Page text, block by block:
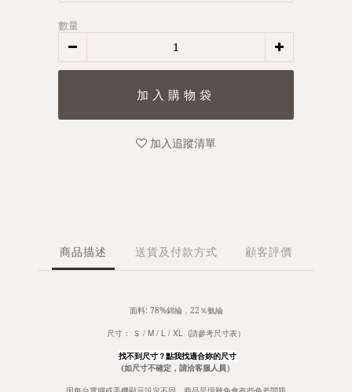
數量
加入追蹤清單
商品描述 送貨及付款方式 顧客評價
面料: 78%錦綸，22％氨綸
尺寸： Ｓ / M / L / XL (請參考尺寸表）
找不到尺寸？點我找適合妳的尺寸
(如尺寸不確定，請洽客服人員）